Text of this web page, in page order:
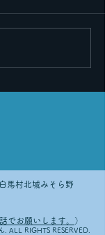
で６周年
馬村北城みそら野
でお願いします。 ）
. ALL RIGHTS RESERVED.